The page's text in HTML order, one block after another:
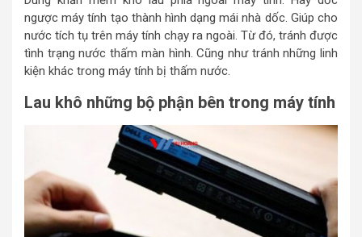
ngược máy tính tạo thành hình dạng mái nhà dốc. Giúp cho
nước tích tụ trên máy tính chạy ra ngoài. Từ đó, tránh được
tình trạng nước thấm màn hình. Cũng như tránh những linh
kiện khác trong máy tính bị thấm nước.
Lau khô những bộ phận bên trong máy tính